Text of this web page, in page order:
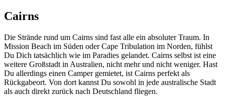
Cairns
Die Strände rund um Cairns sind fast alle ein absoluter Traum. In
Mission Beach im Süden oder Cape Tribulation im Norden, fühlst
Du Dich tatsächlich wie im Paradies gelandet. Cairns selbst ist eine
weitere Großstadt in Australien, nicht mehr und nicht weniger. Hast
Du allerdings einen Camper gemietet, ist Cairns perfekt als
Rückgabeort. Von dort kannst Du sowohl in jede australische Stadt
als auch direkt zurück nach Deutschland fliegen.